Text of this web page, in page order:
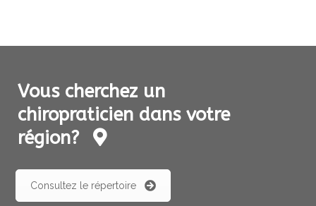
Vous cherchez un
chiropraticien dans votre
région?
Consultez le répertoire